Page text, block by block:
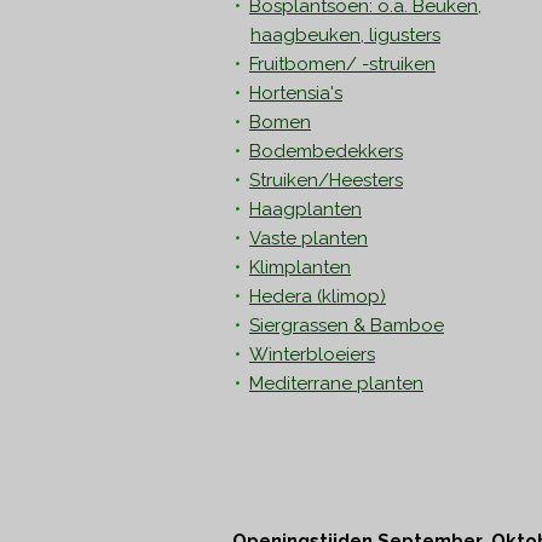
Bosplantsoen: o.a. Beuken,
haagbeuken, ligusters
Fruitbomen/ -struiken
Hortensia's
Bomen
Bodembedekkers
Struiken/Heesters
Haagplanten
Vaste planten
Klimplanten
Hedera (klimop)
Siergrassen & Bamboe
Winterbloeiers
Mediterrane planten